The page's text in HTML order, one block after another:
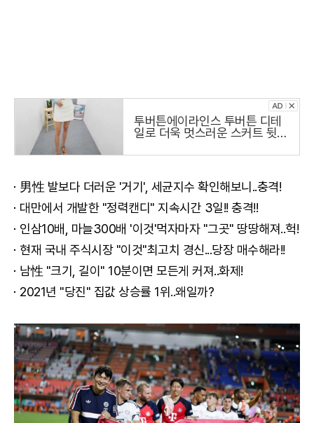
투버튼에이라인스 투버튼 디테
일로 더욱 멋스러운 스커트 뒷지
男性 발보다 더러운 '거기', 세균지수 확인해보니..충격!
대만에서 개발한 "정력캔디" 지속시간 3일!! 충격!!
인삼10배, 마늘300배 '이것'먹자마자 "그곳" 땅땅해져..헉!
현재 국내 주식시장 "이것"최고치 경신...당장 매수해라!!
남性 "크기, 길이" 10분이면 모든게 커져..화제!
2021년 "당진" 집값 상승률 1위..왜일까?